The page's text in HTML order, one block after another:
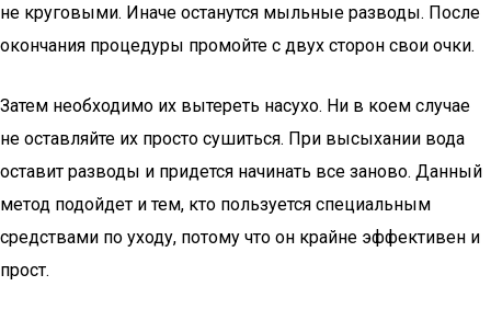
не круговыми. Иначе останутся мыльные разводы. После
окончания процедуры промойте с двух сторон свои очки.
Затем необходимо их вытереть насухо. Ни в коем случае
не оставляйте их просто сушиться. При высыхании вода
оставит разводы и придется начинать все заново. Данный
метод подойдет и тем, кто пользуется специальным
средствами по уходу, потому что он крайне эффективен и
прост.